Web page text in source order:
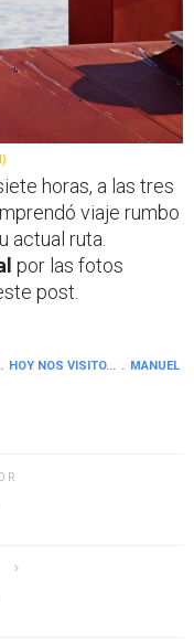
horas, a las tres
viaje rumbo
actual ruta.
por las fotos
post.
HOY NOS VISITO...
MANUEL